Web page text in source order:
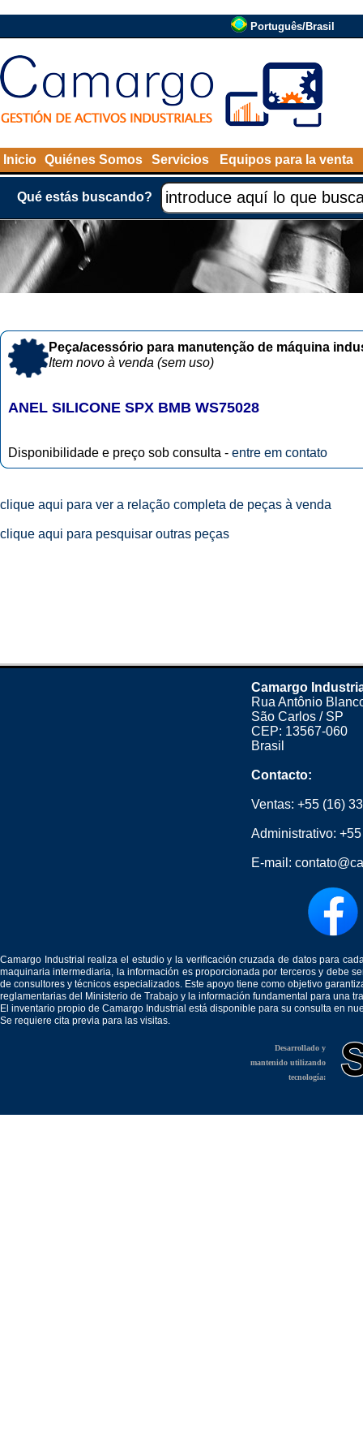
Português/Brasil
Inicio Quiénes Somos Servicios Equipos para la venta
Qué estás buscando?
Peça/acessório para manutenção de máquina
Item novo à venda (sem uso)
ANEL SILICONE SPX BMB WS75028
Disponibilidade e preço sob consulta - entre em contato
clique aqui para ver a relação completa de peças à venda
clique aqui para pesquisar outras peças
Camargo
Rua Antônio
São Carlos / SP
CEP: 13567-060
Brasil
Contacto:
Ventas: +55 (16)
Administrativo:
E-mail:
Camargo Industrial realiza el estudio y la verificación cruzada de datos para
maquinaria intermediaria, la información es proporcionada por terceros y debe
de consultores y técnicos especializados. Este apoyo tiene como objetivo
reglamentarias del Ministerio de Trabajo y la información fundamental para una
El inventario propio de Camargo Industrial está disponible para su consulta en
Se requiere cita previa para las visitas.
Desarrollado y
mantenido utilizando
tecnología: